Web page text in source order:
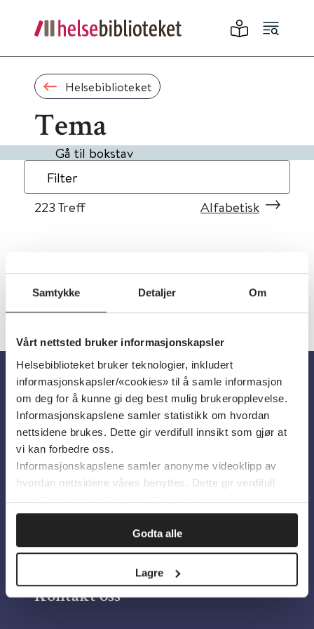
Samtykke Detaljer Om
Vårt nettsted bruker informasjonskapsler
Helsebiblioteket bruker teknologier, inkludert
informasjonskapsler/«cookies» til å samle informasjon
om deg for å kunne gi deg best mulig brukeropplevelse.
Informasjonskapslene samler statistikk om hvordan
nettsidene brukes. Dette gir verdifull innsikt som gjør at
vi kan forbedre oss.
Informasjonskapslene samler anonyme videoklipp av
hvordan nettsidene våres benyttes. Dette gir verdifull
innsikt som gjør at vi kan forbedre oss.
Godta alle
Lagre
Helsebiblioteket
Tema
Gå til bokstav
Filter
223 Treff Alfabetisk
« 1 20 21 »
Om oss
Om Helsebiblioteket
Personvern og informasjonskapsler
Tilgjengelighetserklæring
Information in English
Bilder fra Colourbox.com
Kontakt oss